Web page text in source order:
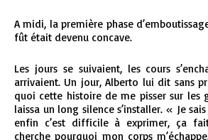
A midi, la première phase
fût était devenu concave.
Les jours se suivaient, les cours
arrivaient. Un jour, Alberto lui dit sans
quoi cette histoire de me pisser sur les
laissa un long silence s’installer. « Je
enfin c’est difficile à exprimer, ça
cherche pourquoi mon corps